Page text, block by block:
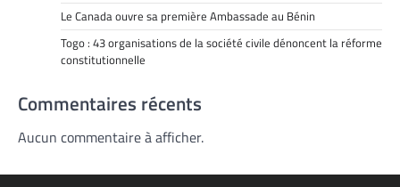
Le Canada ouvre sa première Ambassade au Bénin
Togo : 43 organisations de la société civile dénoncent la réforme
constitutionnelle
Commentaires récents
Aucun commentaire à afficher.